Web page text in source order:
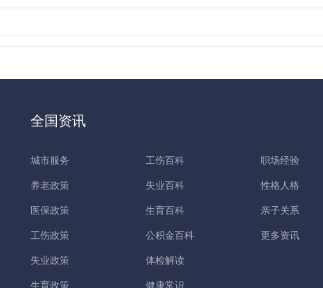
全国资讯
城市服务
养老政策
医保政策
工伤政策
失业政策
生育政策
工伤百科
失业百科
生育百科
公积金百科
体检解读
健康常识
职场经验
性格人格
亲子关系
更多资讯